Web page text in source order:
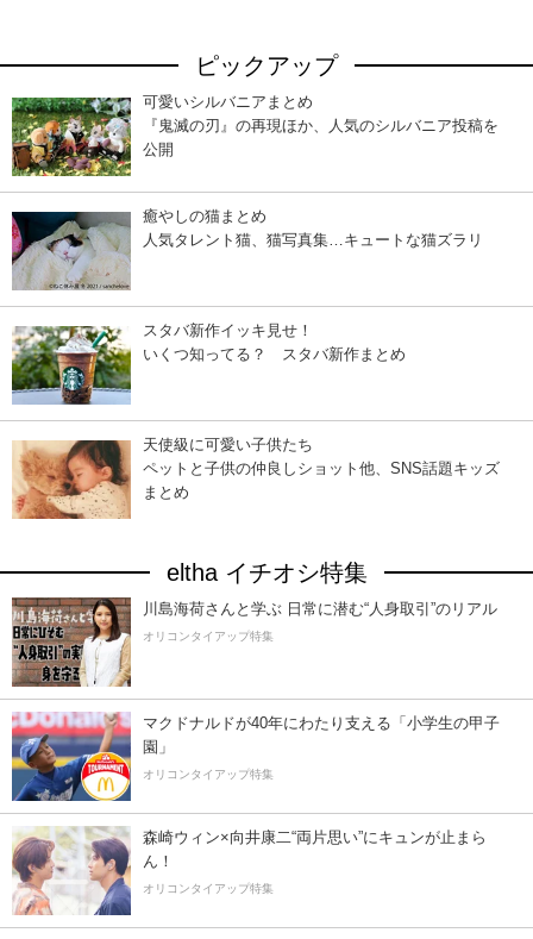
ピックアップ
可愛いシルバニアまとめ
『鬼滅の刃』の再現ほか、人気のシルバニア投稿を
公開
癒やしの猫まとめ
人気タレント猫、猫写真集…キュートな猫ズラリ
スタバ新作イッキ見せ！
いくつ知ってる？ スタバ新作まとめ
天使級に可愛い子供たち
ペットと子供の仲良しショット他、SNS話題キッズ
まとめ
eltha イチオシ特集
川島海荷さんと学ぶ 日常に潜む“人身取引”のリアル
オリコンタイアップ特集
マクドナルドが40年にわたり支える「小学生の甲子
園」
オリコンタイアップ特集
森崎ウィン×向井康二“両片思い”にキュンが止まら
ん！
オリコンタイアップ特集